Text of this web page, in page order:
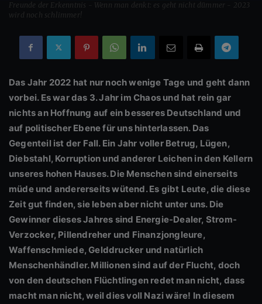
Freunde der Erkenntnis - Wenn man denkt: es geht nicht dümmer - 2023
wird noch schlimmer!
Das Jahr 2022 hat nur noch wenige Tage und geht dann
vorbei. Es war das 3. Jahr im Chaos und hat rein gar
nichts an Hoffnung auf ein besseres Deutschland und
auf politischer Ebene für uns hinterlassen. Das
Gegenteil ist der Fall. Ein Jahr voller Betrug, Lügen,
Diebstahl, Korruption und anderer Leichen in den Kellern
unseres hohen Hauses. Die Menschen sind einerseits
müde und andererseits wütend. Es gibt Leute, die diese
Zeit gut finden, sie leben aber nicht unter uns. Die
Gewinner dieses Jahres sind Energie-Dealer, Strom-
Verzocker, Pillendreher und Finanzjongleure,
Waffenschmiede, Gelddrucker und natürlich
Menschenhändler. Millionen sind auf der Flucht, doch
von den deutschen Flüchtlingen redet man nicht, dass
macht man nicht, weil dies voll Nazi wäre! In diesem